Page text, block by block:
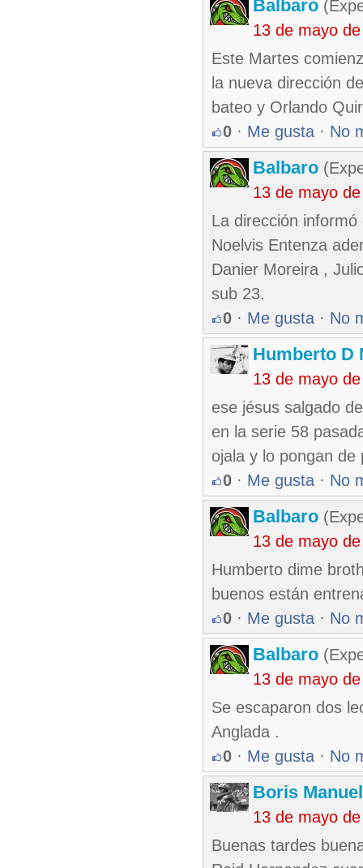
Balbaro
13 de mayo
Este Martes
la nueva dirección
bateo y Orlando
0 · Me gusta · No
Balbaro
13 de mayo
La dirección
Noelvis Entenza
Danier Moreira ,
sub 23.
0 · Me gusta · No
Humberto D
13 de mayo
ese jésus salgado
en la serie 58
ojala y lo pongan
0 · Me gusta · No
Balbaro
13 de mayo
Humberto dime
buenos están
0 · Me gusta · No
Balbaro
13 de mayo
Se escaparon dos
Anglada .
0 · Me gusta · No
Boris
13 de mayo
Buenas tardes